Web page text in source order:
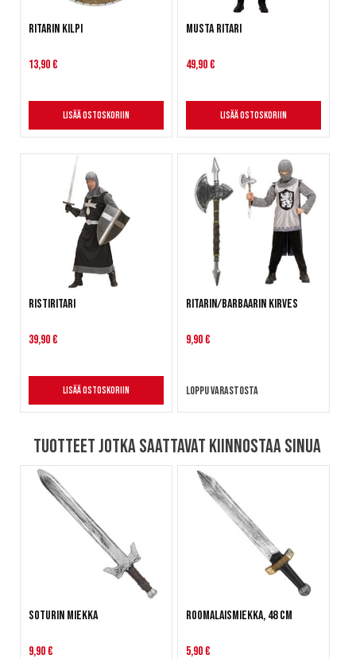
Ritarin kilpi
13,90 €
Lisää ostoskoriin
Musta Ritari
49,90 €
Lisää ostoskoriin
Ristiritari
39,90 €
Lisää ostoskoriin
Ritarin/Barbaarin kirves
9,90 €
Loppu varastosta
Tuotteet jotka saattavat kiinnostaa sinua
Soturin miekka
9,90 €
Roomalaismiekka, 48 cm
5,90 €